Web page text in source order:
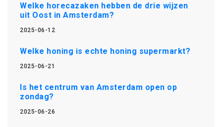
Welke horecazaken hebben de drie wijzen
uit Oost in Amsterdam?
2025-06-12
Welke honing is echte honing supermarkt?
2025-06-21
Is het centrum van Amsterdam open op
zondag?
2025-06-26